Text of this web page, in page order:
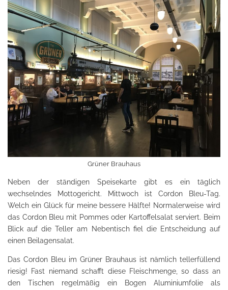
Grüner Brauhaus
Neben der ständigen Speisekarte gibt es ein täglich
wechselndes Mottogericht. Mittwoch ist Cordon Bleu-Tag.
Welch ein Glück für meine bessere Hälfte! Normalerweise wird
das Cordon Bleu mit Pommes oder Kartoffelsalat serviert. Beim
Blick auf die Teller am Nebentisch fiel die Entscheidung auf
einen Beilagensalat.
Das Cordon Bleu im Grüner Brauhaus ist nämlich tellerfüllend
riesig! Fast niemand schafft diese Fleischmenge, so dass an
den Tischen regelmäßig ein Bogen Aluminiumfolie als